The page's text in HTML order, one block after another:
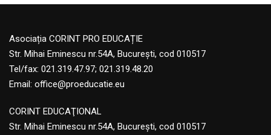
Asociația CORINT PRO EDUCAȚIE
Str. Mihai Eminescu nr.54A, București, cod 010517
Tel/fax: 021.319.47.97; 021.319.48.20
Email: office@proeducatie.eu
CORINT EDUCAŢIONAL
Str. Mihai Eminescu nr.54A, Bucureşti, cod 010517